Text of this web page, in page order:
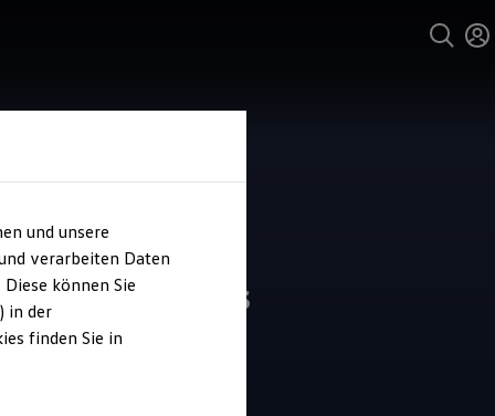
Autohaus
4.9| 22 Bewertungen
und unsere
verarbeiten Daten
können Sie
in der
finden Sie in